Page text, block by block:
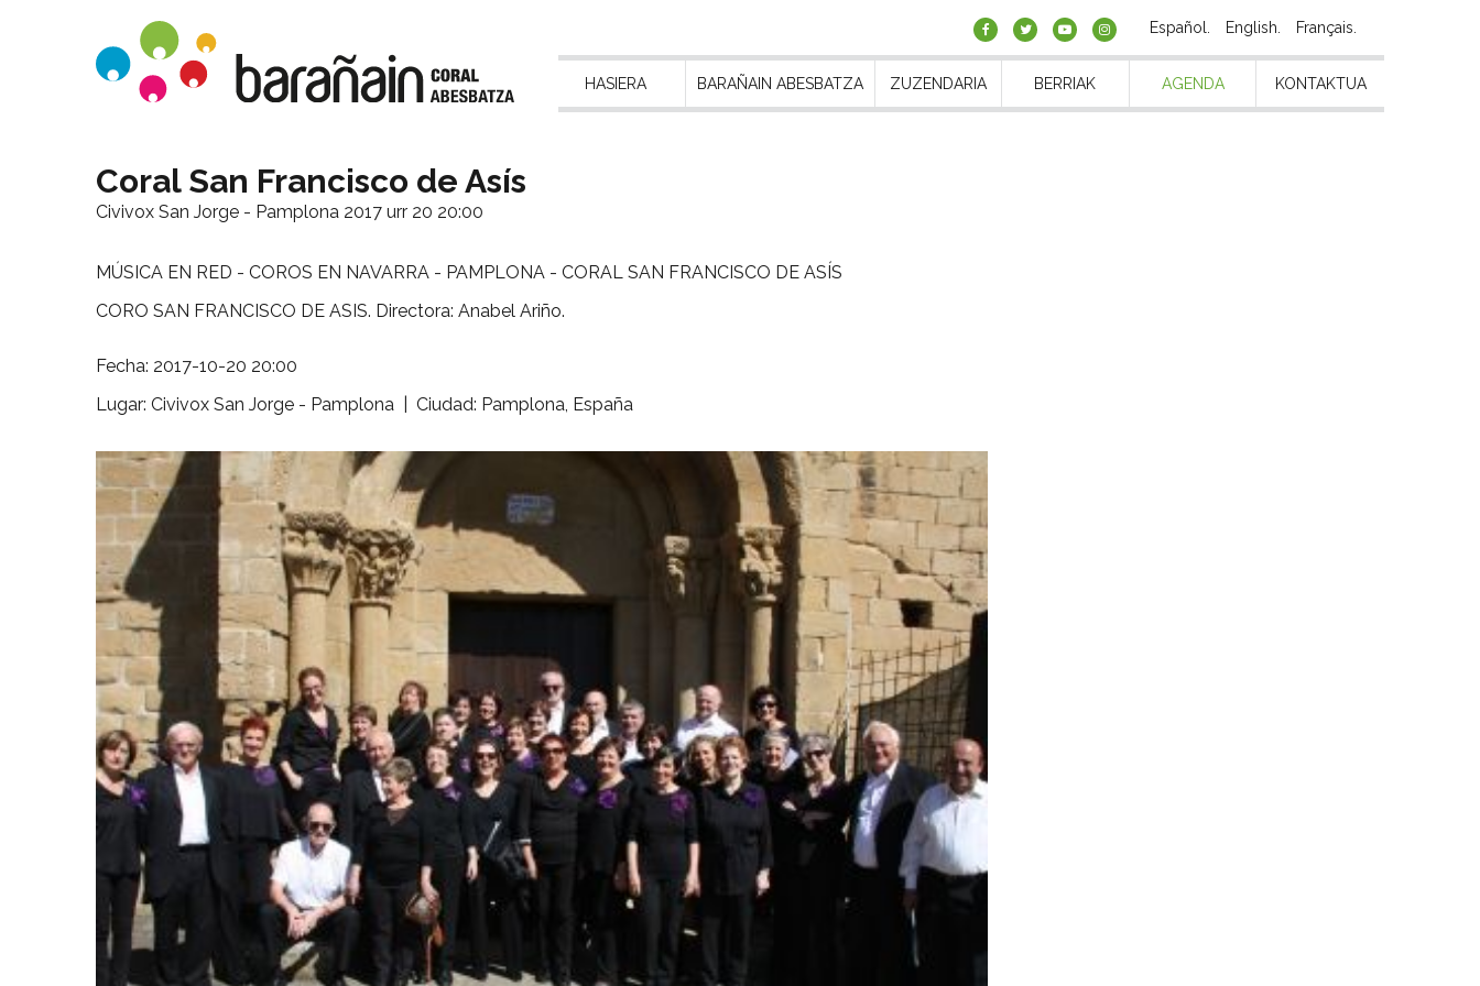
Español English Français
HASIERA BARAÑAIN ABESBATZA ZUZENDARIA BERRIAK AGENDA KONTAKTUA
Coral San Francisco de Asís
Civivox San Jorge - Pamplona 2017 urr 20 20:00
MÚSICA EN RED - COROS EN NAVARRA - PAMPLONA - CORAL SAN FRANCISCO DE ASÍS
CORO SAN FRANCISCO DE ASIS. Directora: Anabel Ariño.
Fecha: 2017-10-20 20:00
Lugar: Civivox San Jorge - Pamplona | Ciudad: Pamplona, España